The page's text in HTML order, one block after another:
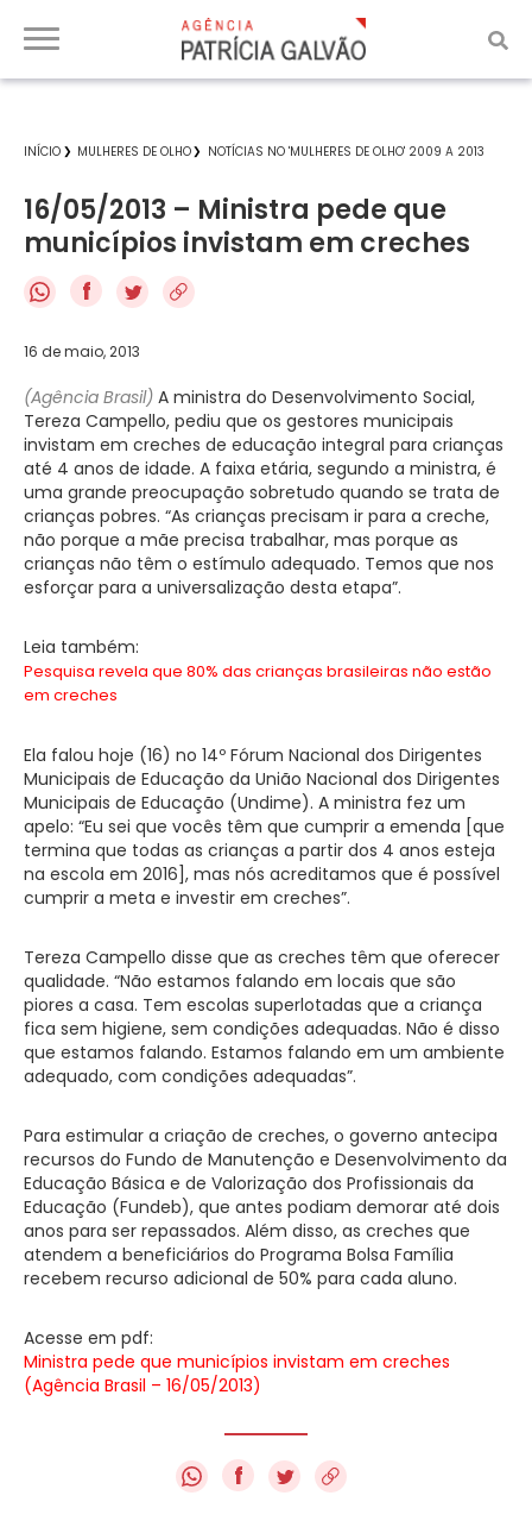
INÍCIO MULHERES DE OLHO NOTÍCIAS NO 'MULHERES DE OLHO' 2009 A 2013
16/05/2013 – Ministra pede que
municípios invistam em creches
f
16 de maio, 2013
(Agência Brasil) A ministra do Desenvolvimento Social,
Tereza Campello, pediu que os gestores municipais
invistam em creches de educação integral para crianças
até 4 anos de idade. A faixa etária, segundo a ministra, é
uma grande preocupação sobretudo quando se trata de
crianças pobres. “As crianças precisam ir para a creche,
não porque a mãe precisa trabalhar, mas porque as
crianças não têm o estímulo adequado. Temos que nos
esforçar para a universalização desta etapa”.
Leia também:
Pesquisa revela que 80% das crianças brasileiras não estão
em creches
Ela falou hoje (16) no 14º Fórum Nacional dos Dirigentes
Municipais de Educação da União Nacional dos Dirigentes
Municipais de Educação (Undime). A ministra fez um
apelo: “Eu sei que vocês têm que cumprir a emenda [que
termina que todas as crianças a partir dos 4 anos esteja
na escola em 2016], mas nós acreditamos que é possível
cumprir a meta e investir em creches”.
Tereza Campello disse que as creches têm que oferecer
qualidade. “Não estamos falando em locais que são
piores a casa. Tem escolas superlotadas que a criança
fica sem higiene, sem condições adequadas. Não é disso
que estamos falando. Estamos falando em um ambiente
adequado, com condições adequadas”.
Para estimular a criação de creches, o governo antecipa
recursos do Fundo de Manutenção e Desenvolvimento da
Educação Básica e de Valorização dos Profissionais da
Educação (Fundeb), que antes podiam demorar até dois
anos para ser repassados. Além disso, as creches que
atendem a beneficiários do Programa Bolsa Família
recebem recurso adicional de 50% para cada aluno.
Acesse em pdf:
Ministra pede que municípios invistam em creches
(Agência Brasil – 16/05/2013)
f